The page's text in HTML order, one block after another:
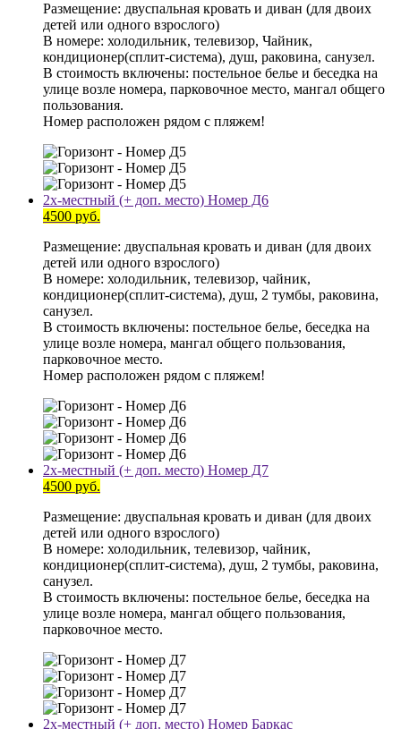
Размещение: двуспальная кровать и диван (для двоих
детей или одного взрослого)
В номере: холодильник, телевизор, Чайник,
кондиционер(сплит-система), душ, раковина, санузел.
В стоимость включены: постельное белье и беседка на
улице возле номера, парковочное место, мангал общего
пользования.
Номер расположен рядом с пляжем!
2х-местный (+ доп. место) Номер Д6
4500 руб.
Размещение: двуспальная кровать и диван (для двоих
детей или одного взрослого)
В номере: холодильник, телевизор, чайник,
кондиционер(сплит-система), душ, 2 тумбы, раковина,
санузел.
В стоимость включены: постельное белье, беседка на
улице возле номера, мангал общего пользования,
парковочное место.
Номер расположен рядом с пляжем!
2х-местный (+ доп. место) Номер Д7
4500 руб.
Размещение: двуспальная кровать и диван (для двоих
детей или одного взрослого)
В номере: холодильник, телевизор, чайник,
кондиционер(сплит-система), душ, 2 тумбы, раковина,
санузел.
В стоимость включены: постельное белье, беседка на
улице возле номера, мангал общего пользования,
парковочное место.
2х-местный (+ доп. место) Номер Баркас